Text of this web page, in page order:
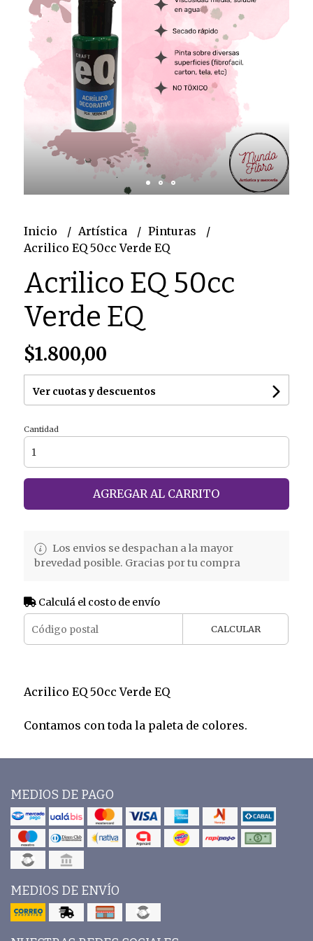
Inicio Artística
Pinturas
Acrilico EQ 50cc Verde EQ
Acrilico EQ 50cc
Verde EQ
$1.800,00
Ver cuotas y descuentos
Cantidad
AGREGAR AL CARRITO
Los envios se despachan a la mayor
brevedad posible. Gracias por tu compra
Calculá el costo de envío
CALCULAR
Acrilico EQ 50cc Verde EQ
Contamos con toda la paleta de colores.
MEDIOS DE PAGO
MEDIOS DE ENVÍO